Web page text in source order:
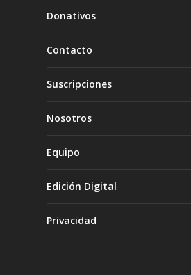
Donativos
Contacto
Suscripciones
Nosotros
Equipo
Edición Digital
Privacidad